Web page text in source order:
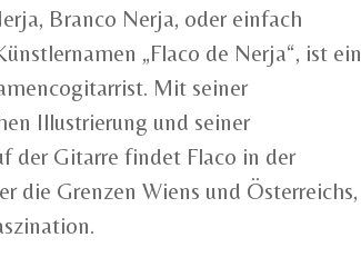
Branco Nerja, oder einfach
„Flaco de Nerja“, ist ein
Mit seiner
Illustrierung und seiner
der Gitarre findet Flaco in der
die Grenzen Wiens und Österreichs,